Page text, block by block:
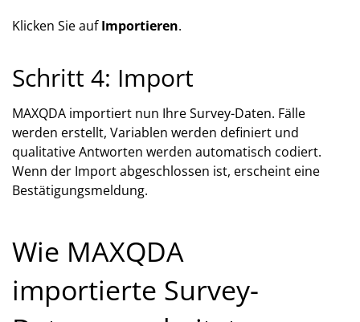
Klicken Sie aufImportieren.
Schritt 4: Import
MAXQDA importiert nun Ihre Survey-Daten. Fälle
werden erstellt, Variablen werden definiert und
qualitative Antworten werden automatisch codiert.
Wenn der Import abgeschlossen ist, erscheint eine
Bestätigungsmeldung.
Wie MAXQDA
importierte Survey-